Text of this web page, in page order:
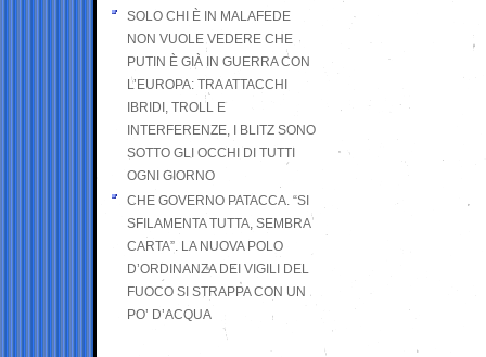
SOLO CHI È IN MALAFEDE
NON VUOLE VEDERE CHE
PUTIN È GIÀ IN GUERRA CON
L’EUROPA: TRA ATTACCHI
IBRIDI, TROLL E
INTERFERENZE, I BLITZ SONO
SOTTO GLI OCCHI DI TUTTI
OGNI GIORNO
CHE GOVERNO PATACCA. “SI
SFILAMENTA TUTTA, SEMBRA
CARTA”. LA NUOVA POLO
D’ORDINANZA DEI VIGILI DEL
FUOCO SI STRAPPA CON UN
PO’ D’ACQUA